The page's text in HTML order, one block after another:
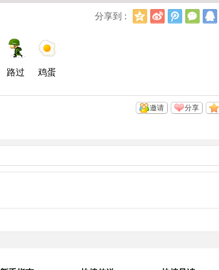
分享到 :
Q
新
浪
腾
讯
微
信
路过 鸡蛋
分享
邀请